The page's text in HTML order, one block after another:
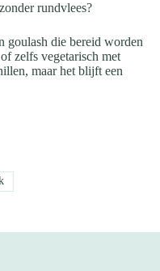
rundvlees?
goulash die bereid worden
zelfs vegetarisch met
maar het blijft een